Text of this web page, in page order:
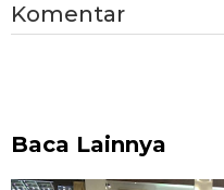
Komentar
Baca Lainnya